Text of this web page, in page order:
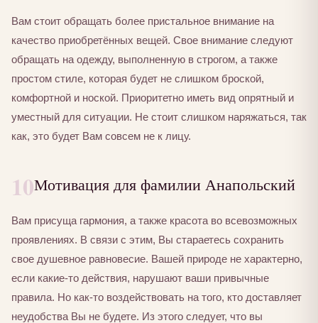
Вам стоит обращать более пристальное внимание на
качество приобретённых вещей. Свое внимание следуют
обращать на одежду, выполненную в строгом, а также
простом стиле, которая будет не слишком броской,
комфортной и ноской. Приоритетно иметь вид опрятный и
уместный для ситуации. Не стоит слишком наряжаться, так
как, это будет Вам совсем не к лицу.
10Мотивация для фамилии Анапольский
Вам присуща гармония, а также красота во всевозможных
проявлениях. В связи с этим, Вы стараетесь сохранить
свое душевное равновесие. Вашей природе не характерно,
если какие-то действия, нарушают ваши привычные
правила. Но как-то воздействовать на того, кто доставляет
неудобства Вы не будете. Из этого следует, что вы